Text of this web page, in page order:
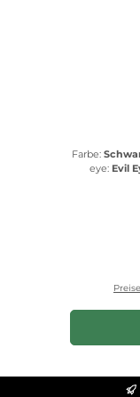
Farbe:
eye: Evil